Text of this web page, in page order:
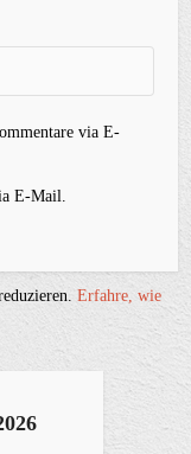
via E-
E-Mail.
Erfahre, wie